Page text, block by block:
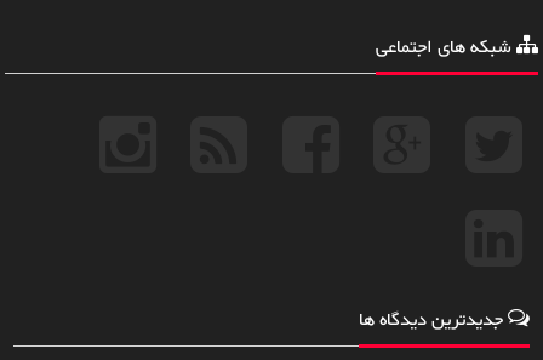
شبکه های اجتماعی
جدیدترین دیدگاه ها